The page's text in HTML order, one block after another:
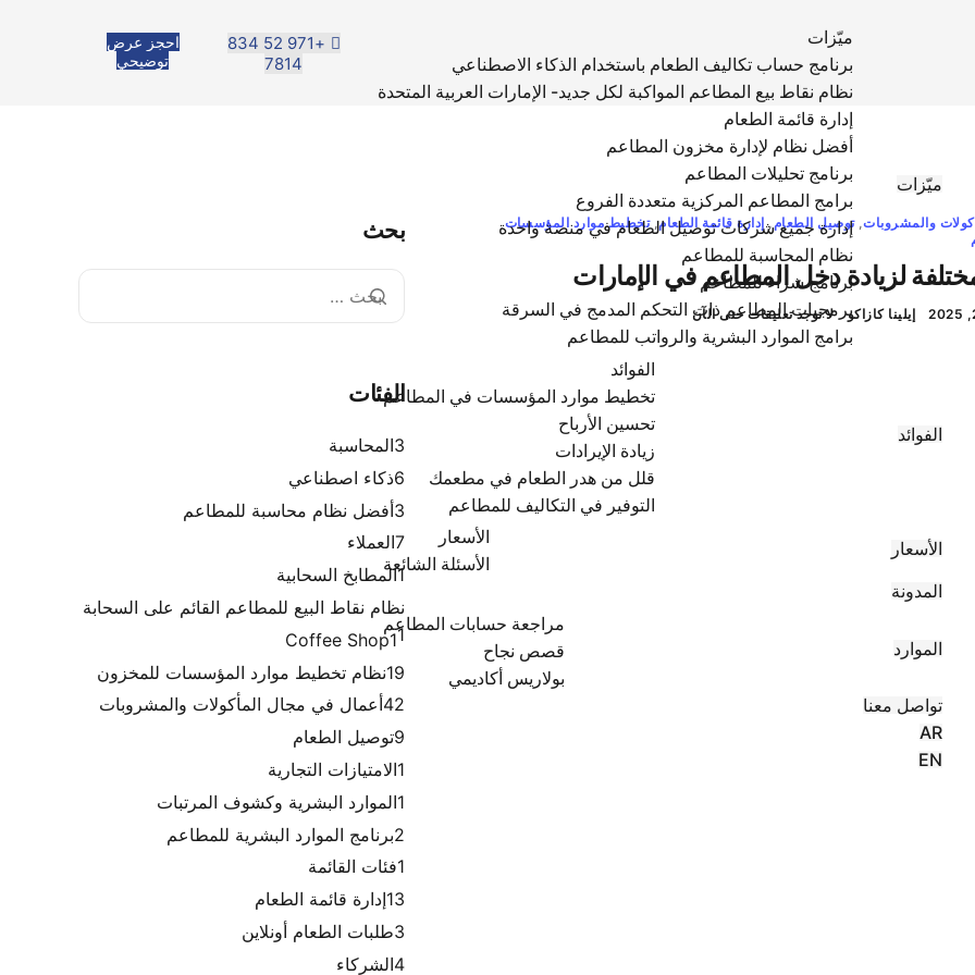
ميّزات
ميّزات
برنامج حساب تكاليف الطعام باستخدام الذكاء الاصطناعي
نظام نقاط بيع المطاعم المواكبة لكل جديد- الإمارات العربية المتحدة
إدارة قائمة الطعام
أفضل نظام لإدارة مخزون المطاعم
برنامج تحليلات المطاعم
برامج المطاعم المركزية متعددة الفروع
إدارة جميع شركات توصيل الطعام في منصة واحدة
نظام المحاسبة للمطاعم
برنامج شراء للمطاعم
برمجيات المطاعم ذات التحكم المدمج في السرقة
برامج الموارد البشرية والرواتب للمطاعم
الفوائد
الفوائد
تخطيط موارد المؤسسات في المطاعم
تحسين الأرباح
زيادة الإيرادات
قلل من هدر الطعام في مطعمك
التوفير في التكاليف للمطاعم
الأسعار
الأسعار
الأسئلة الشائعة
المدونة
الموارد
مراجعة حسابات المطاعم
قصص نجاح
بولاريس أكاديمي
تواصل معنا
AR
EN
+971 52 834
7814
احجز عرض
توضيحي
والمشروبات,توصيل الطعام ,إدارة قائمة الطعام,تخطيط موارد المؤسسات
لزيادة دخل المطاعم في الإمارات
إيلينا كازاكو لا توجد تعليقات حتى الآن
بحث
الفئات
المحاسبة3
ذكاء اصطناعي6
أفضل نظام محاسبة للمطاعم3
العملاء7
المطابخ السحابية1
نظام نقاط البيع للمطاعم القائم على السحابة
1
Coffee Shop1
نظام تخطيط موارد المؤسسات للمخزون19
أعمال في مجال المأكولات والمشروبات42
توصيل الطعام9
الامتيازات التجارية1
الموارد البشرية وكشوف المرتبات1
برنامج الموارد البشرية للمطاعم2
فئات القائمة1
إدارة قائمة الطعام13
طلبات الطعام أونلاين3
الشركاء4